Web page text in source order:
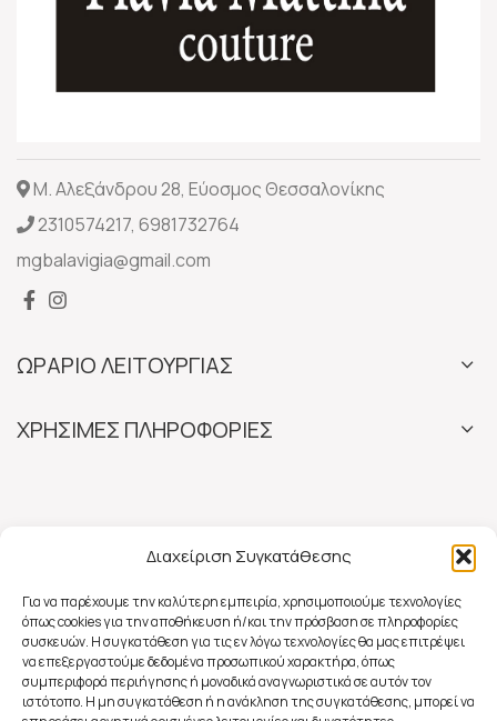
Διαχείριση Συγκατάθεσης
Για να παρέχουμε την καλύτερη εμπειρία, χρησιμοποιούμε τεχνολογίες
όπως cookies για την αποθήκευση ή/και την πρόσβαση σε πληροφορίες
συσκευών. Η συγκατάθεση για τις εν λόγω τεχνολογίες θα μας επιτρέψει
να επεξεργαστούμε δεδομένα προσωπικού χαρακτήρα, όπως
συμπεριφορά περιήγησης ή μοναδικά αναγνωριστικά σε αυτόν τον
ιστότοπο. Η μη συγκατάθεση ή η ανάκληση της συγκατάθεσης, μπορεί να
Μ. Αλεξάνδρου 28, Εύοσμος Θεσσαλονίκης
2310574217, 6981732764
mgbalavigia@gmail.com
ΩΡΑΡΙΟ ΛΕΙΤΟΥΡΓΙΑΣ
ΧΡΗΣΙΜΕΣ ΠΛΗΡΟΦΟΡΙΕΣ